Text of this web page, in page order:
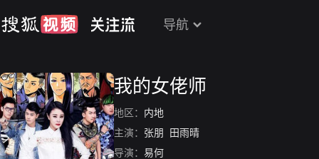
导航
我的女佬师
地区： 内地
主演： 张朋
田雨晴
导演： 易何